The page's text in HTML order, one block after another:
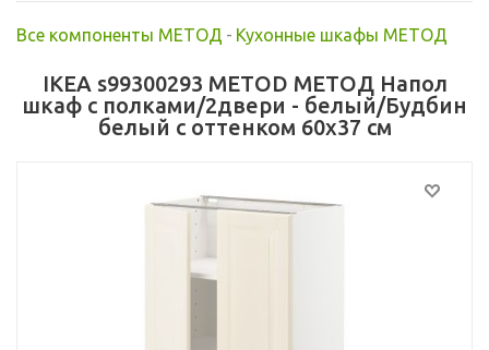
Все компоненты МЕТОД - Кухонные шкафы МЕТОД
IKEA s99300293 METOD МЕТОД Напол
шкаф с полками/2двери - белый/Будбин
белый с оттенком 60x37 см